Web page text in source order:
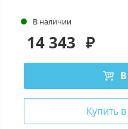
В наличии
14 343 ₽
Купить